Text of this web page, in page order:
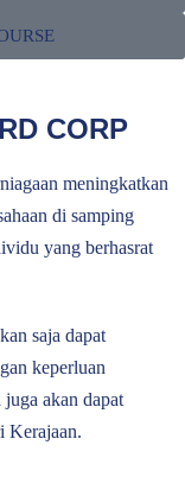
CORP
meningkatkan
di samping
yang berhasrat
saja dapat
keperluan
akan dapat
Kerajaan.